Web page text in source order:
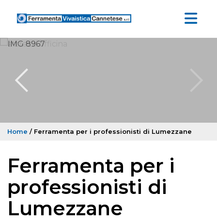
Home / Ferramenta per i professionisti di Lumezzane
Ferramenta per i
professionisti di
Lumezzane